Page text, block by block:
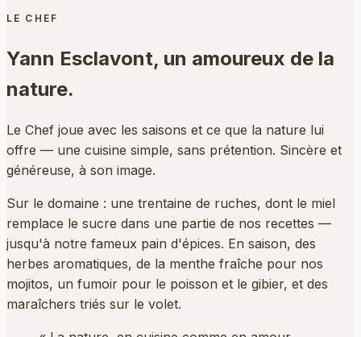
LE CHEF
Yann Esclavont, un amoureux de la
nature.
Le Chef joue avec les saisons et ce que la nature lui
offre — une cuisine simple, sans prétention. Sincère et
généreuse, à son image.
Sur le domaine : une trentaine de ruches, dont le miel
remplace le sucre dans une partie de nos recettes —
jusqu'à notre fameux pain d'épices. En saison, des
herbes aromatiques, de la menthe fraîche pour nos
mojitos, un fumoir pour le poisson et le gibier, et des
maraîchers triés sur le volet.